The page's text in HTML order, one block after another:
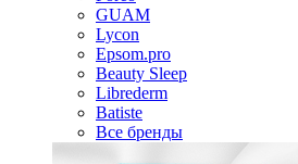
GUAM
Lycon
Epsom.pro
Beauty Sleep
Librederm
Batiste
Все бренды